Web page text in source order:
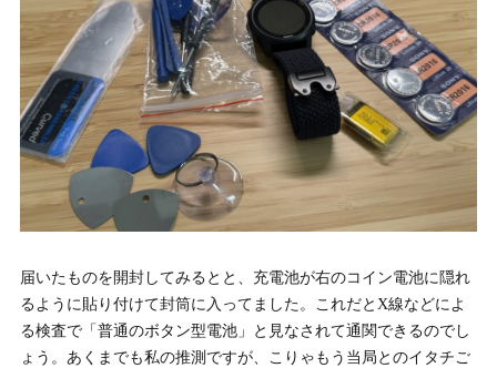
届いたものを開封してみるとと、充電池が右のコイン電池に隠れ
るように貼り付けて封筒に入ってました。これだとX線などによ
る検査で「普通のボタン型電池」と見なされて通関できるのでし
ょう。あくまでも私の推測ですが、こりゃもう当局とのイタチご